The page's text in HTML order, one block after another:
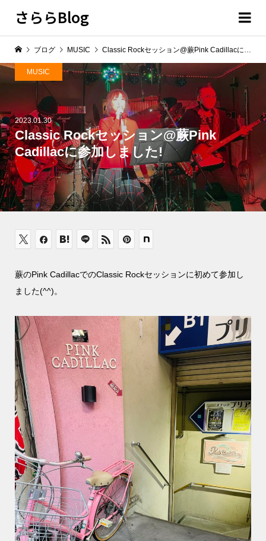
さららBlog
2023.01.30
Classic Rockセッション@蕨Pink
Cadillacに参加しました!
MUSIC
ブログ MUSIC Classic Rockセッション@蕨Pink Cadillacに参加しました!
蕨のPink CadillacでのClassic Rockセッションに初めて参加し
ました(^^)。